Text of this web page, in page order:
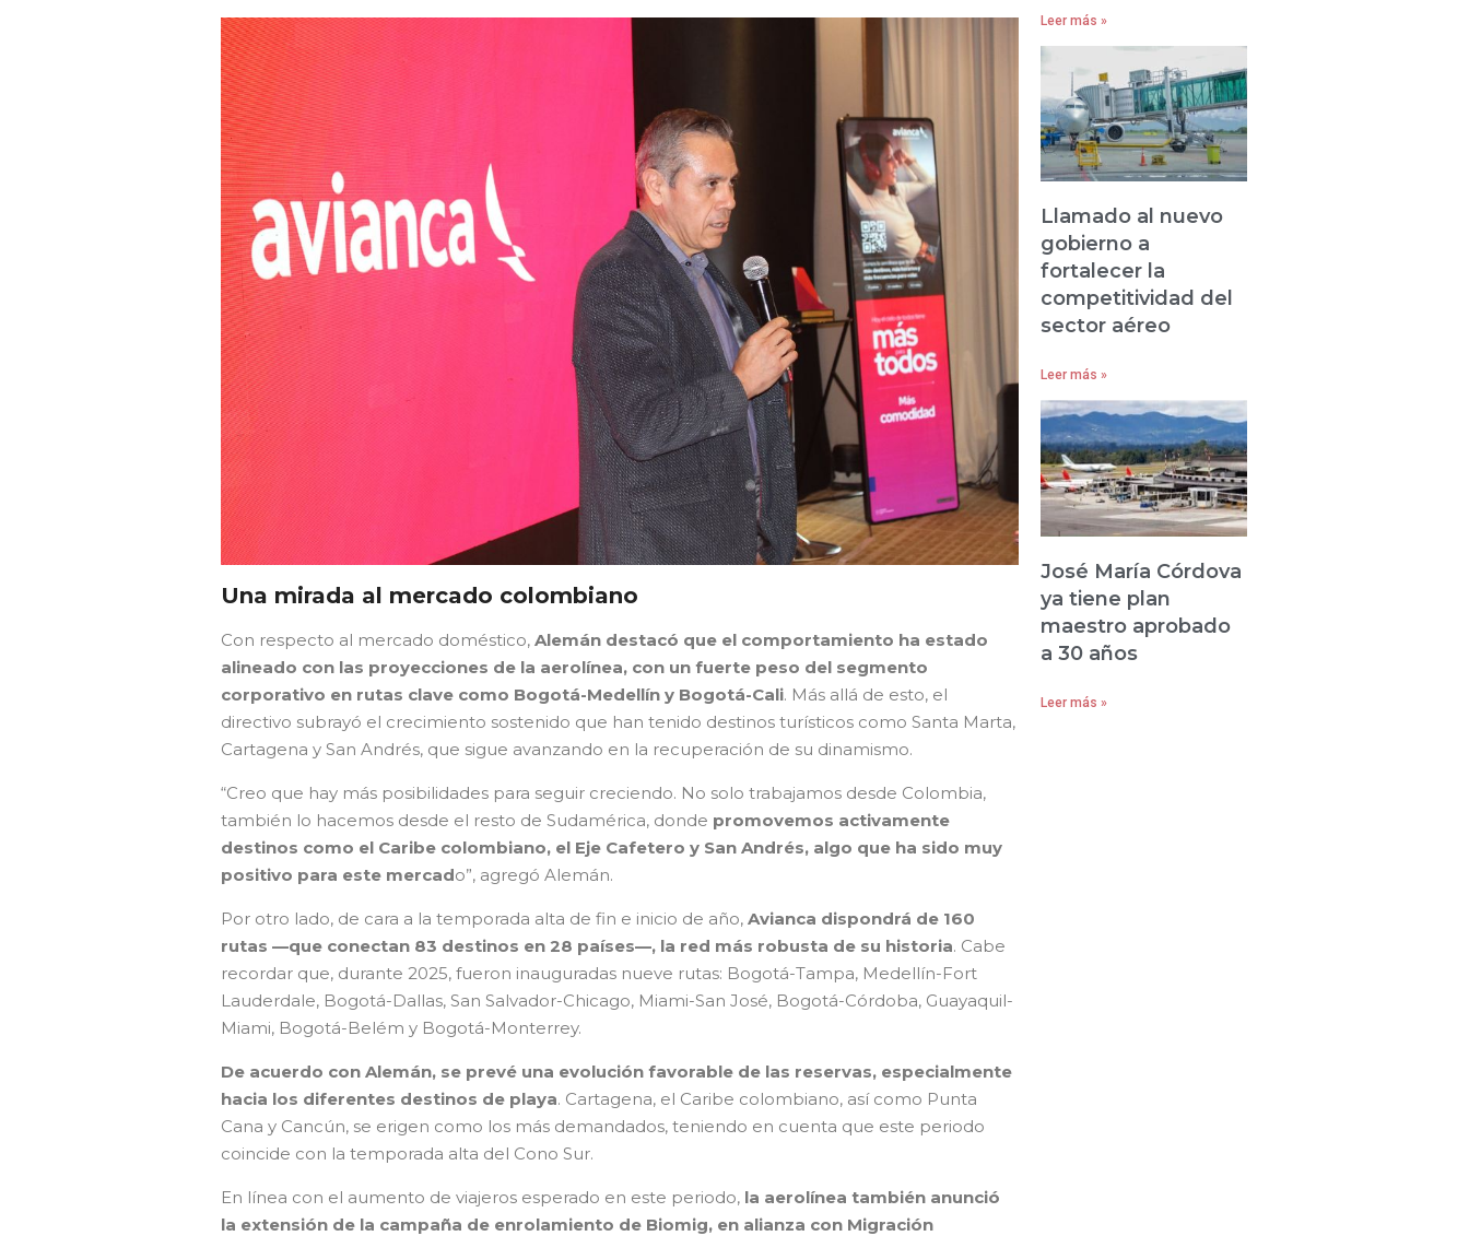
Una mirada al mercado colombiano
Con respecto al mercado doméstico, Alemán destacó que el comportamiento ha estado
alineado con las proyecciones de la aerolínea, con un fuerte peso del segmento
corporativo en rutas clave como Bogotá-Medellín y Bogotá-Cali. Más allá de esto, el
directivo subrayó el crecimiento sostenido que han tenido destinos turísticos como Santa Marta,
Cartagena y San Andrés, que sigue avanzando en la recuperación de su dinamismo.
“Creo que hay más posibilidades para seguir creciendo. No solo trabajamos desde Colombia,
también lo hacemos desde el resto de Sudamérica, donde promovemos activamente
destinos como el Caribe colombiano, el Eje Cafetero y San Andrés, algo que ha sido muy
positivo para este mercado”, agregó Alemán.
Por otro lado, de cara a la temporada alta de fin e inicio de año, Avianca dispondrá de 160
rutas —que conectan 83 destinos en 28 países—, la red más robusta de su historia. Cabe
recordar que, durante 2025, fueron inauguradas nueve rutas: Bogotá-Tampa, Medellín-Fort
Lauderdale, Bogotá-Dallas, San Salvador-Chicago, Miami-San José, Bogotá-Córdoba, Guayaquil-
Miami, Bogotá-Belém y Bogotá-Monterrey.
De acuerdo con Alemán, se prevé una evolución favorable de las reservas, especialmente
hacia los diferentes destinos de playa. Cartagena, el Caribe colombiano, así como Punta
Cana y Cancún, se erigen como los más demandados, teniendo en cuenta que este periodo
coincide con la temporada alta del Cono Sur.
En línea con el aumento de viajeros esperado en este periodo, la aerolínea también anunció
la extensión de la campaña de enrolamiento de Biomig, en alianza con Migración
Leer más »
Llamado al nuevo
gobierno a
fortalecer la
competitividad del
sector aéreo
Leer más »
José María Córdova
ya tiene plan
maestro aprobado
a 30 años
Leer más »